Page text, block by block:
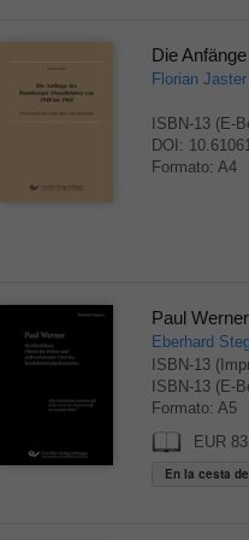
Die
Florian Jaster
ISBN-13 (E-
DOI:
Formato: A4
Paul Werner
Eberhard
ISBN-13
ISBN-13 (E-
Formato: A5
EUR